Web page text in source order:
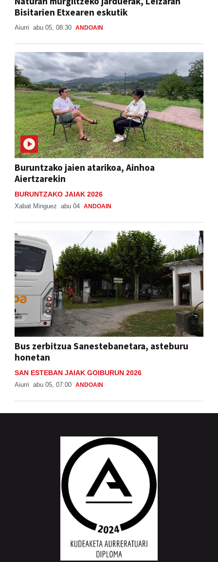
Bisitarien Etxearen eskutik
Aiurri abu 05, 08:30 ANDOAIN
Buruntzako jaien atarikoa, Ainhoa
Aiertzarekin
BURUNTZAKO JAIAK 2026
Xabat Minguez abu 04 ANDOAIN
Bus zerbitzua Sanestebanetara, asteburu
honetan
SAN ESTEBAN JAIAK GOIBURUN 2026
Aiurri abu 05, 07:00 ANDOAIN